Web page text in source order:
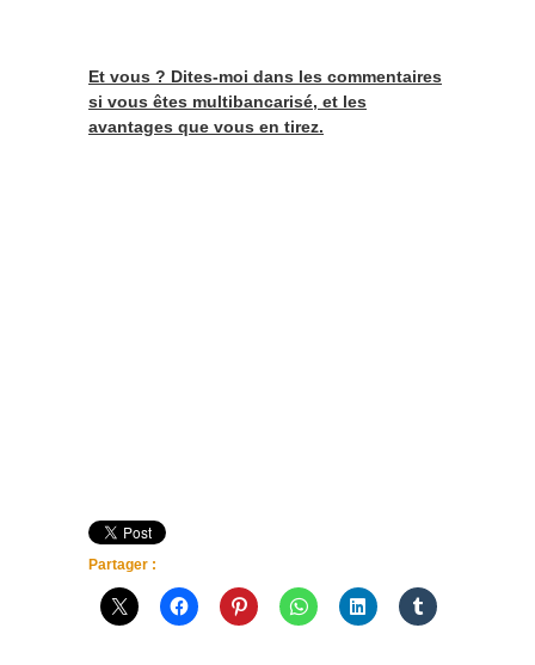
Et vous ? Dites-moi dans les commentaires
si vous êtes multibancarisé, et les
avantages que vous en tirez.
Partager :